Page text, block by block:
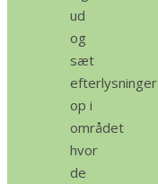
ud
og
sæt
efterlysninger
op i
området
hvor
de